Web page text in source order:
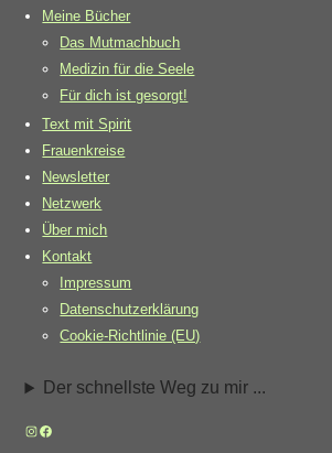
Meine Bücher
Das Mutmachbuch
Medizin für die Seele
Für dich ist gesorgt!
Text mit Spirit
Frauenkreise
Newsletter
Netzwerk
Über mich
Kontakt
Impressum
Datenschutzerklärung
Cookie-Richtlinie (EU)
Der schnellste Weg zu mir ...
Instagram
Facebook